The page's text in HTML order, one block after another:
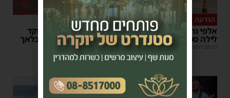
הודעה לנהגים
אלפי נהגים יושפעו: עבודות
לילה סמוך לאשדוד
מנחם דויטש 11:10
כל טיפה מצילה
אשדוד מצילה חיים: מוקד
התרמת דם ליד השטיבלאך
משה קאהן |
11:05